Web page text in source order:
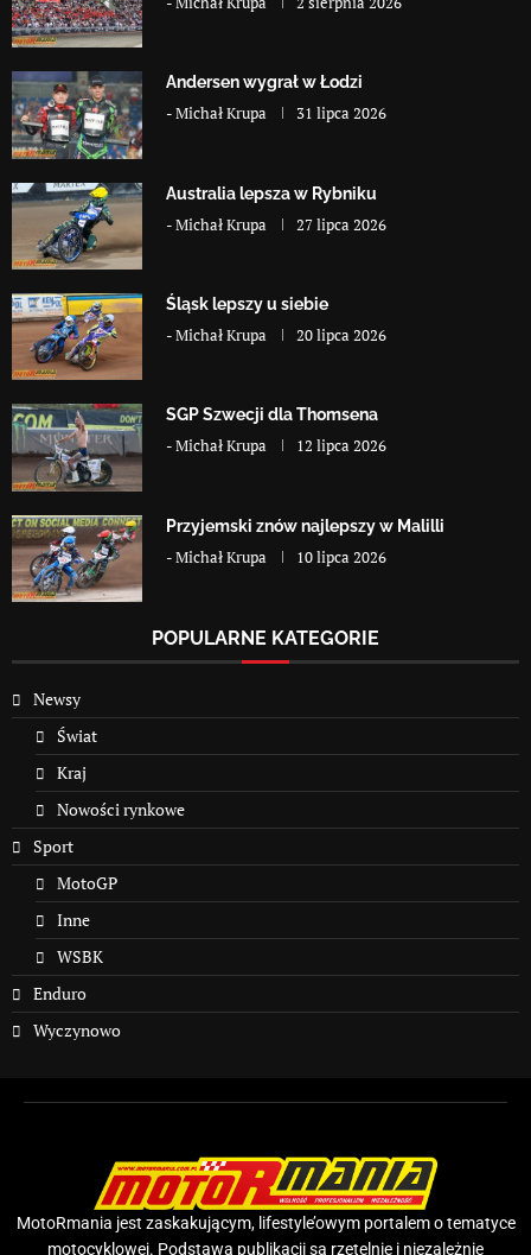
Andersen wygrał w Łodzi
-Michał Krupa 31 lipca 2026
Australia lepsza w Rybniku
-Michał Krupa 27 lipca 2026
Śląsk lepszy u siebie
-Michał Krupa 20 lipca 2026
SGP Szwecji dla Thomsena
-Michał Krupa 12 lipca 2026
Przyjemski znów najlepszy w Malilli
-Michał Krupa 10 lipca 2026
POPULARNE KATEGORIE
Newsy
Świat
Kraj
Nowości rynkowe
Sport
MotoGP
Inne
WSBK
Enduro
Wyczynowo
MotoRmania jest zaskakującym, lifestyle’owym portalem o tematyce
motocyklowej. Podstawą publikacji są rzetelnie i niezależnie